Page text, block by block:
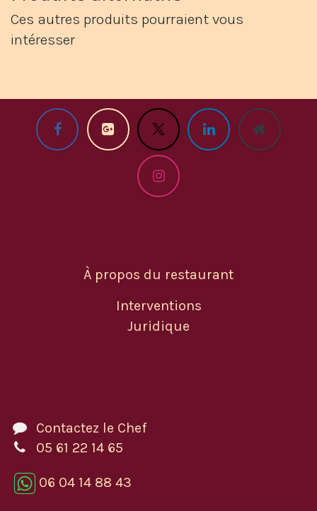
Ces autres produits pourraient vous
intéresser
À propos du restaurant
Interventions
Juridique
Contactez le Chef
05 61 22 14 65
06 04 14 88 43